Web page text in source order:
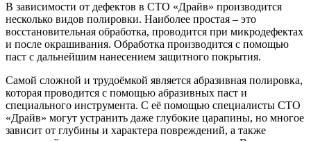
В зависимости от дефектов в СТО «Драйв» производится
несколько видов полировки. Наиболее простая – это
восстановительная обработка, проводится при микродефектах
и после окрашивания. Обработка производится с помощью
паст с дальнейшим нанесением защитного покрытия.
Самой сложной и трудоёмкой является абразивная полировка,
которая проводится с помощью абразивных паст и
специального инструмента. С её помощью специалисты СТО
«Драйв» могут устранить даже глубокие царапины, но многое
зависит от глубины и характера повреждений, а также